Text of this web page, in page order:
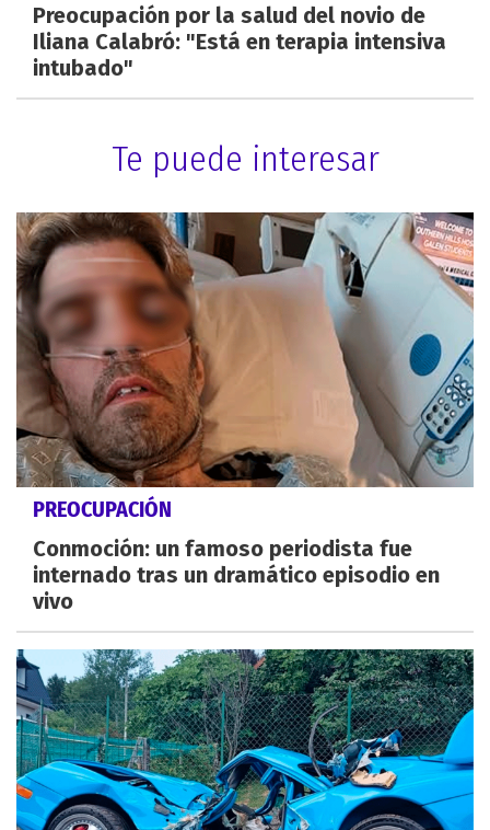
Preocupación por la salud del novio de
Iliana Calabró: "Está en terapia intensiva
intubado"
Te puede interesar
PREOCUPACIÓN
Conmoción: un famoso periodista fue
internado tras un dramático episodio en
vivo